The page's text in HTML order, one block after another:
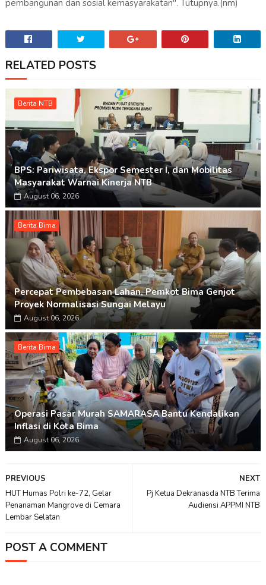
pembangunan dan sosial kemasyarakatan". Tutupnya.(nm)
RELATED POSTS
Berita NTB
BPS: Pariwisata, Ekspor Semester I, dan Mobilitas
Masyarakat Warnai Kinerja NTB
August 06, 2026
Berita Bima
Percepat Pembebasan Lahan, Pemkot Bima Genjot
Proyek Normalisasi Sungai Melayu
August 06, 2026
Berita Bima
Operasi Pasar Murah SAMARASA Bantu Kendalikan
Inflasi di Kota Bima
August 06, 2026
NEXT
Pj Ketua Dekranasda NTB Terima
Audiensi APPMI NTB
PREVIOUS
HUT Humas Polri ke-72, Gelar
Penanaman Mangrove di Cemara
Lembar Selatan
POST A COMMENT